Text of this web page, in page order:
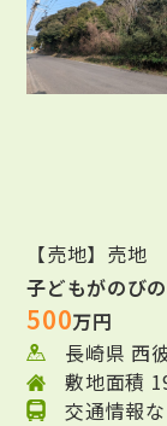
【売地】売地
子どもがのび
500万円
長崎県 西
敷地面積
交通情報